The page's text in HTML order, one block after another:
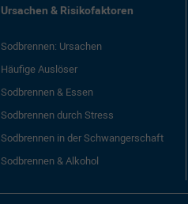
Ursachen & Risikofaktoren
Sodbrennen: Ursachen
Häufige Auslöser
Sodbrennen & Essen
Sodbrennen durch Stress
Sodbrennen in der Schwangerschaft
Sodbrennen & Alkohol